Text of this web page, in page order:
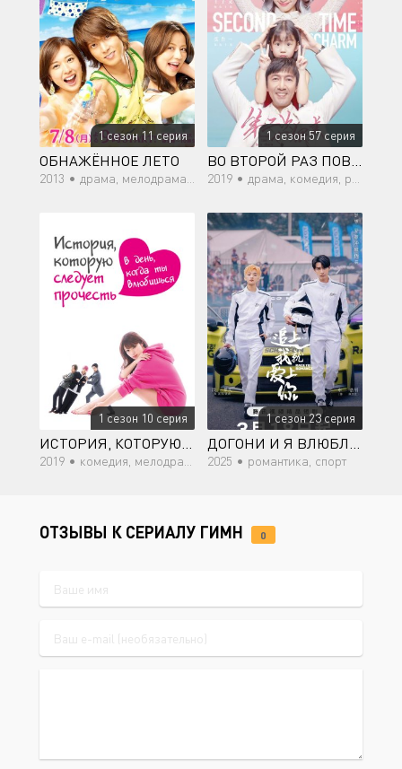
1 сезон 11 серия
ОБНАЖЁННОЕ ЛЕТО
2013 • драма, мелодрама, еда, романтика
1 сезон 57 серия
ВО ВТОРОЙ РАЗ ПОВЕЗЁТ
2019 • драма, комедия, романтика, семейный
1 сезон 10 серия
ИСТОРИЯ, КОТОРУЮ СЛЕДУЕТ ПРОЧЕСТЬ В ДЕНЬ, КОГДА ТЫ ВЛЮБИШЬСЯ
2019 • комедия, мелодрама, романтика, драма
1 сезон 23 серия
ДОГОНИ И Я ВЛЮБЛЮСЬ
2025 • романтика, спорт
ОТЗЫВЫ К СЕРИАЛУ ГИМН 0